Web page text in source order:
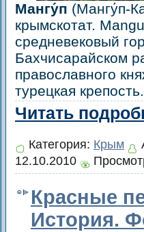
Мангу́п (Мангу́п-
крымскотат.
средневековый
Бахчисарайском
православного
турецкая крепость.
Читать
Категория: Крым
12.10.2010
Красные
История.